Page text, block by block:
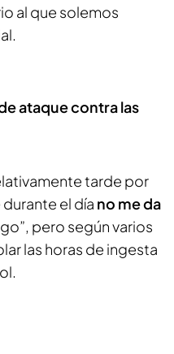
al que solemos
ataque contra las
tarde por
el día no me da
pero según varios
las horas de ingesta